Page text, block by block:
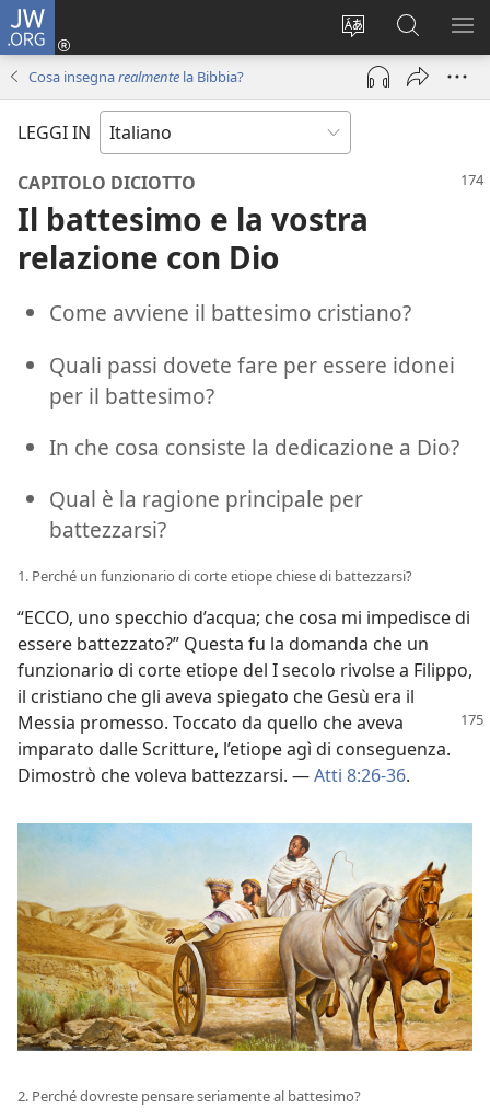
JW.ORG
Modificare
lingua
Accedi
(apre
nuova
finestra)
Cerca
in
JW.ORG
Cosa insegnarealmente la Bibbia?
LEGGI IN
CAPITOLO DICIOTTO
Il battesimo e la vostra
relazione con Dio
Come avviene il battesimo cristiano?
Quali passi dovete fare per essere idonei
per il battesimo?
In che cosa consiste la dedicazione a Dio?
Qual è la ragione principale per
battezzarsi?
1. Perché un funzionario di corte etiope chiese di battezzarsi?
“ECCO, uno specchio d’acqua; che cosa mi impedisce di
essere battezzato?” Questa fu la domanda che un
funzionario di corte etiope del I secolo rivolse a Filippo,
il cristiano che gli aveva spiegato che Gesù era il
Messia promesso. Toccato da quello che aveva
imparato dalle Scritture, l’etiope agì di conseguenza.
Dimostrò che voleva battezzarsi. —Atti 8:26-36.
2. Perché dovreste pensare seriamente al battesimo?